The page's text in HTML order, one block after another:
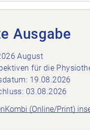
Ausgabe
August
für die
19.08.2026
03.08.2026
Kombi (Online/Print)